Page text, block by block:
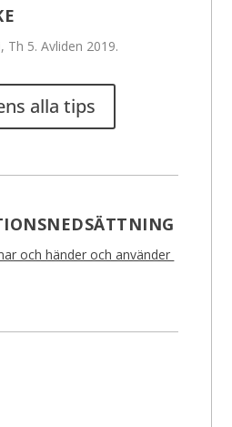
Th 5. Avliden 2019.
alla tips
och händer och använder